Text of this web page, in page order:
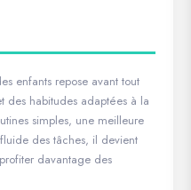
enfants repose avant tout
des habitudes adaptées à la
simples, une meilleure
des tâches, il devient
davantage des